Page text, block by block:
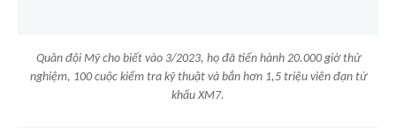
Quân đội Mỹ cho biết vào 3/2023, họ đã tiến hành 20.000 giờ thử
nghiệm, 100 cuộc kiểm tra kỹ thuật và bắn hơn 1,5 triệu viên đạn từ
khẩu XM7.